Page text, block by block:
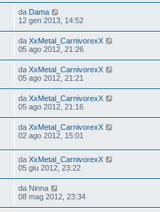
da Dama
12 gen 2013, 14:52
da XxMetal_CarnivorexX
05 ago 2012, 21:26
da XxMetal_CarnivorexX
05 ago 2012, 21:21
da XxMetal_CarnivorexX
05 ago 2012, 21:16
da XxMetal_CarnivorexX
02 ago 2012, 15:01
da XxMetal_CarnivorexX
05 giu 2012, 23:22
da Ninna
08 mag 2012, 23:34